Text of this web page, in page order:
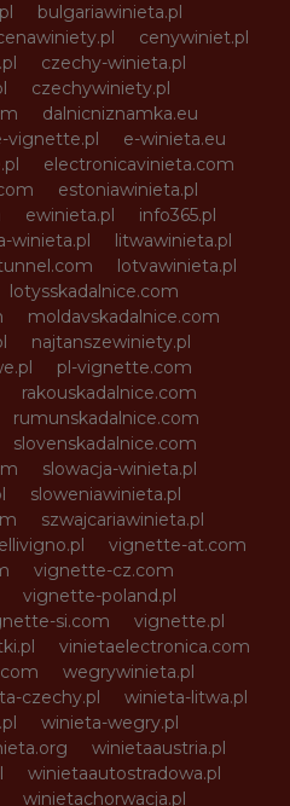
bulgariawinieta.pl
cenywiniet.pl
czechy-winieta.pl
czechywiniety.pl
dalnicniznamka.eu
vignette.pl
e-winieta.eu
electronicavinieta.com
estoniawinieta.pl
ewinieta.pl
info365.pl
winieta.pl
litwawinieta.pl
lotvawinieta.pl
lotysskadalnice.com
moldavskadalnice.com
najtanszewiniety.pl
pl-vignette.com
rakouskadalnice.com
rumunskadalnice.com
slovenskadalnice.com
slowacja-winieta.pl
sloweniawinieta.pl
szwajcariawinieta.pl
vignette-at.com
vignette-cz.com
vignette-poland.pl
si.com
vignette.pl
vinietaelectronica.com
wegrywinieta.pl
czechy.pl
winieta-litwa.pl
winieta-wegry.pl
winietaaustria.pl
winietaautostradowa.pl
winietachorwacja.pl